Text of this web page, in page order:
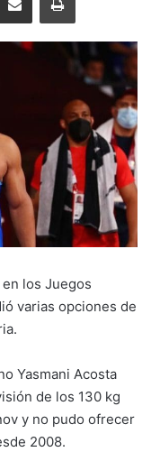
los Juegos
varias opciones de
Yasmani Acosta
de los 130 kg
y no pudo ofrecer
2008.